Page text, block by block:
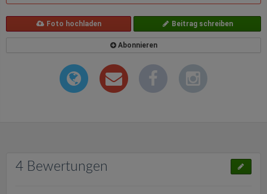
Foto hochladen Beitrag schreiben
Abonnieren
4 Bewertungen